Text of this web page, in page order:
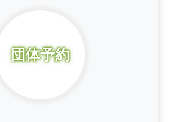
団体予約